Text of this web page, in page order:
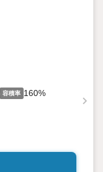
容積率 160%